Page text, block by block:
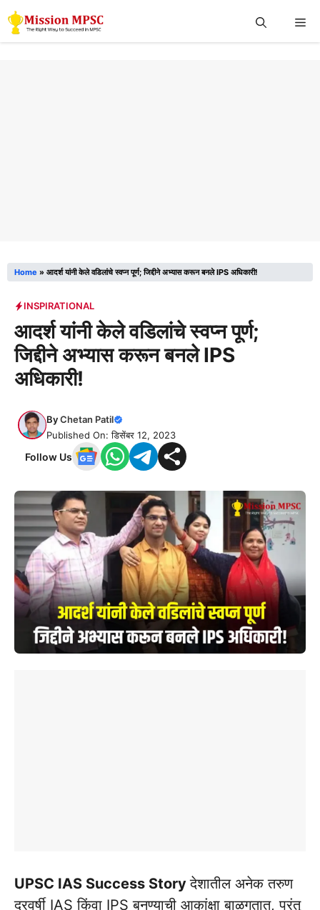
Skip
to
Home » आदर्श यांनी केले वडिलांचे स्वप्न पूर्ण; जिद्दीने अभ्यास करून बनले IPS अधिकारी!
INSPIRATIONAL
आदर्श यांनी केले वडिलांचे स्वप्न पूर्ण;
जिद्दीने अभ्यास करून बनले IPS
अधिकारी!
ByChetan Patil
Published On: डिसेंबर 12, 2023
Follow Us
UPSC IAS Success Storyदेशातील अनेक तरुण
दरवर्षी IAS किंवा IPS बनण्याची आकांक्षा बाळगतात, परंतू